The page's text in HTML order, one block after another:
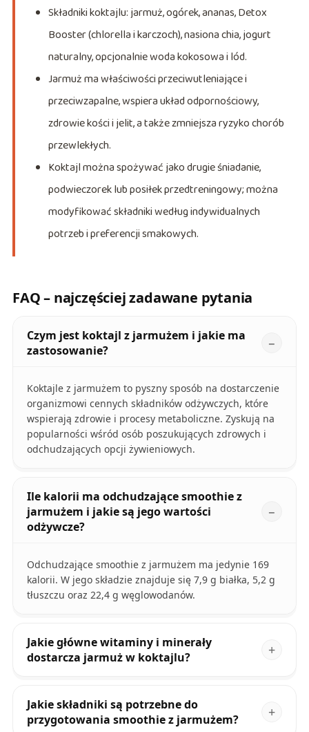
Składniki koktajlu: jarmuż, ogórek, ananas, Detox
Booster (chlorella i karczoch), nasiona chia, jogurt
naturalny, opcjonalnie woda kokosowa i lód.
Jarmuż ma właściwości przeciwutleniające i
przeciwzapalne, wspiera układ odpornościowy,
zdrowie kości i jelit, a także zmniejsza ryzyko chorób
przewlekłych.
Koktajl można spożywać jako drugie śniadanie,
podwieczorek lub posiłek przedtreningowy; można
modyfikować składniki według indywidualnych
potrzeb i preferencji smakowych.
FAQ – najczęściej zadawane pytania
Czym jest koktajl z jarmużem i jakie ma
zastosowanie?
Koktajle z jarmużem to pyszny sposób na dostarczenie
organizmowi cennych składników odżywczych, które
wspierają zdrowie i procesy metaboliczne. Zyskują na
popularności wśród osób poszukujących zdrowych i
odchudzających opcji żywieniowych.
Ile kalorii ma odchudzające smoothie z
jarmużem i jakie są jego wartości
odżywcze?
Odchudzające smoothie z jarmużem ma jedynie 169
kalorii. W jego składzie znajduje się 7,9 g białka, 5,2 g
tłuszczu oraz 22,4 g węglowodanów.
Jakie główne witaminy i minerały
dostarcza jarmuż w koktajlu?
Jakie składniki są potrzebne do
przygotowania smoothie z jarmużem?